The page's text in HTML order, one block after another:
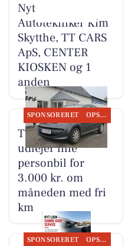
Nyt fra
Autotekniker Kim
Skytthe, TT CARS
ApS, CENTER
KIOSKEN og 1
anden
SPONSORERET OPSLAGSTAVLEN
TT CARS ApS
udlejer lille
personbil for
3.000 kr. om
måneden med fri
km
SPONSORERET OPSLAGSTAVLEN